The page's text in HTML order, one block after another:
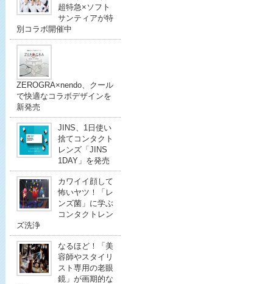
超特急×ソフト
サンティアが特
別コラボ開催中
ZEROGRA×nendo、クール
で快適なコラボデザインを
新発売
JINS、1日使い
捨てコンタクト
レンズ「JINS
1DAY」を発売
カワイイ顔して
怖いヤツ！「レ
ンズ菌」に学ぶ
コンタクトレン
ズ洗浄
なるほど！「美
容師やスタイリ
スト専用の老眼
鏡」が画期的な